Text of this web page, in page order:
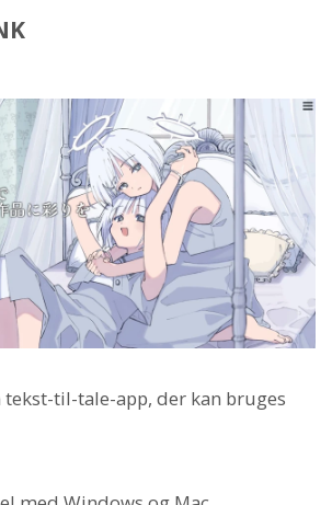
tekst-til-tale-app, der kan bruges